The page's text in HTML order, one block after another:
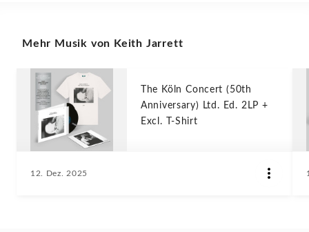
Mehr Musik von Keith Jarrett
The Köln Concert (50th
Anniversary) Ltd. Ed. 2LP +
Excl. T-Shirt
12. Dez. 2025